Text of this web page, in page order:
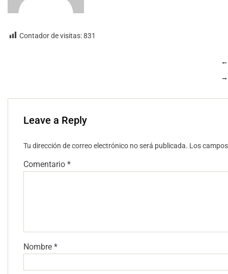
Contador de visitas:831
←
→
Leave a Reply
Tu dirección de correo electrónico no será publicada. Los
Comentario *
Nombre *